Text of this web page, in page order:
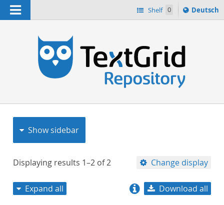
Navigation Shelf 0
Sprache
ï¿½ndern
Deutsch
Show sidebar
Displaying results 1–2 of2 Change display
Expand all Download all